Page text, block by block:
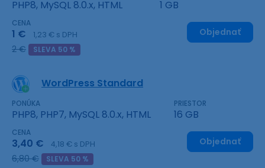
PHP8, MySQL 8.0.x, HTML 1 GB
CENA
1 € 1,23 € s DPH
2 € SLEVA 50 %
Objednať
WordPress Standard
PONÚKA
PHP8, PHP7, MySQL 8.0.x, HTML
PRIESTOR
16 GB
CENA
3,40 € 4,18 € s DPH
6,80 € SLEVA 50 %
Objednať